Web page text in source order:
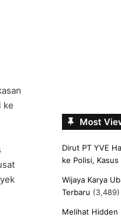
ke
Most
Dirut PT YVE
ke Polisi,
Wijaya Karya
Terbaru (3,489)
Melihat Hidden